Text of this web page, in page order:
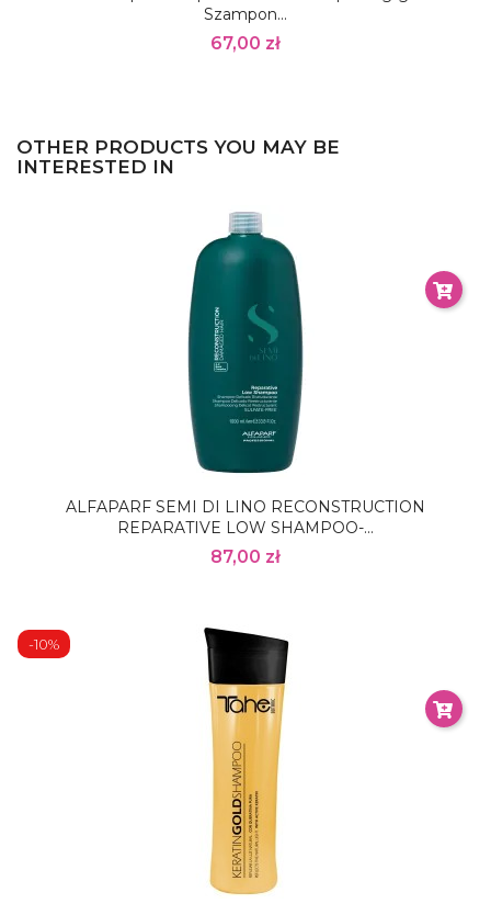
Szampon...
67,00 zł
OTHER PRODUCTS YOU MAY BE
INTERESTED IN
ALFAPARF SEMI DI LINO RECONSTRUCTION
REPARATIVE LOW SHAMPOO-...
87,00 zł
-10%